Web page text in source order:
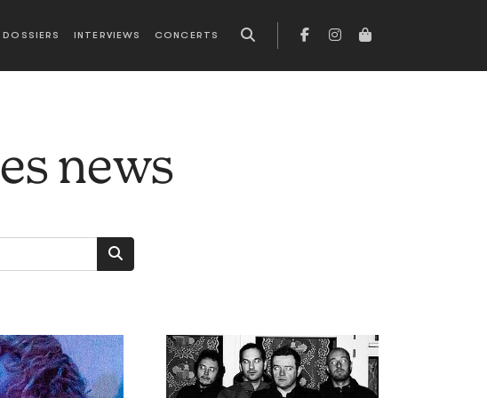
DOSSIERS INTERVIEWS CONCERTS
news